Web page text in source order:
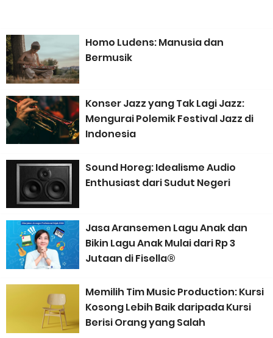
Taxonomy Bloom dalam Pembelajaran Musik
Paradoks Mahasiswa Musik: Mengejar Gelar Akademis Tinggi,
Kemampuan Bermusik Justru Jalan di Tempat
Banyak Music Producer Gagal Membuat Jingle yang Efektif
Bisnis Musik, Mulai dari Mana?
Musisi Gen Z dan Alpha: Komputer Sebagai Instrumen Musik
Karya Musik AI dan AI Bubble 1 Dekade ke Depan: Akankah Musik
Sarjana Musik yang Lupa Cara Mengapresiasi, Padahal Belajar
Homo Ludens: Manusia dan
Bermusik
Konser Jazz yang Tak Lagi Jazz:
Mengurai Polemik Festival Jazz di
Indonesia
Sound Horeg: Idealisme Audio
Enthusiast dari Sudut Negeri
Jasa Aransemen Lagu Anak dan
Bikin Lagu Anak Mulai dari Rp 3
Jutaan di Fisella®
Memilih Tim Music Production: Kursi
Kosong Lebih Baik daripada Kursi
Berisi Orang yang Salah